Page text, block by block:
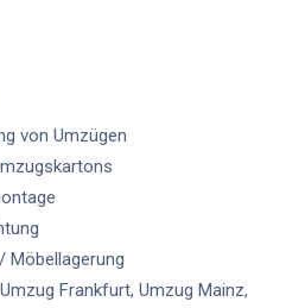
von Umzügen
Möbellagerung
Frankfurt, Umzug Mainz,